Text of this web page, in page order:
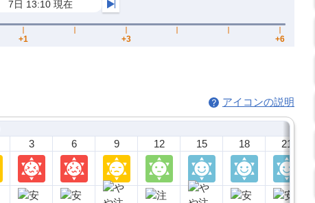
アイコンの説明
3 6 9 12 15 18 21